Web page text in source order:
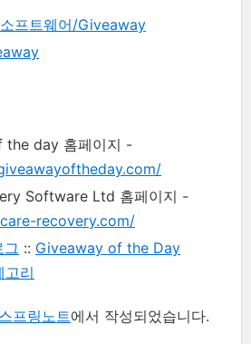
프트웨어/Giveaway
the day 홈페이지 -
Software Ltd 홈페이지 -
recovery.com/
:: Giveaway of the Day
고리
스프링노트에서 작성되었습니다.